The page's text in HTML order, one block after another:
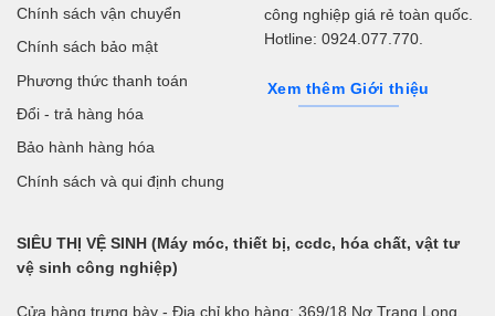
Chính sách vận chuyển
Chính sách bảo mật
Phương thức thanh toán
Đổi - trả hàng hóa
Bảo hành hàng hóa
Chính sách và qui định chung
công nghiệp giá rẻ toàn quốc.
Hotline: 0924.077.770.
Xem thêm Giới thiệu
SIÊU THỊ VỆ SINH (Máy móc, thiết bị, ccdc, hóa chất, vật tư
vệ sinh công nghiệp)
Cửa hàng trưng bày - Địa chỉ kho hàng: 369/18 Nơ Trang Long,